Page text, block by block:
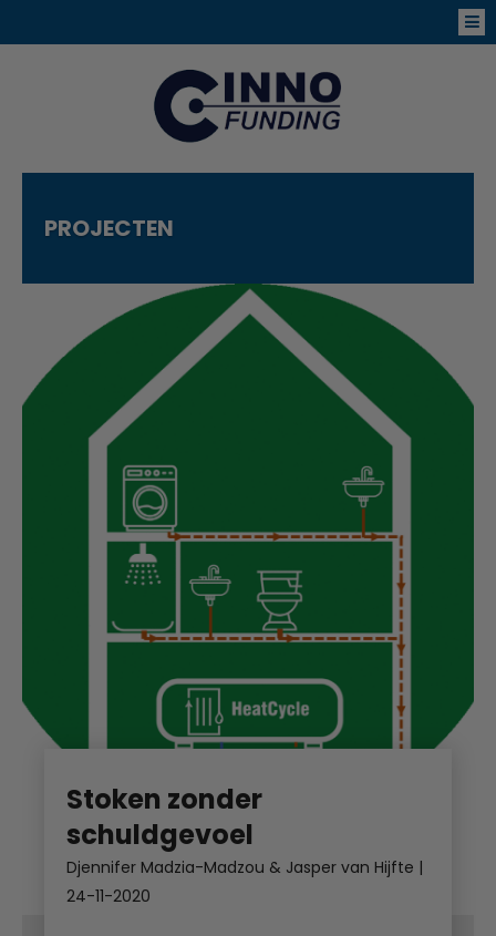
PROJECTEN
Stoken zonder
schuldgevoel
Djennifer Madzia-Madzou & Jasper van Hijfte |
24-11-2020